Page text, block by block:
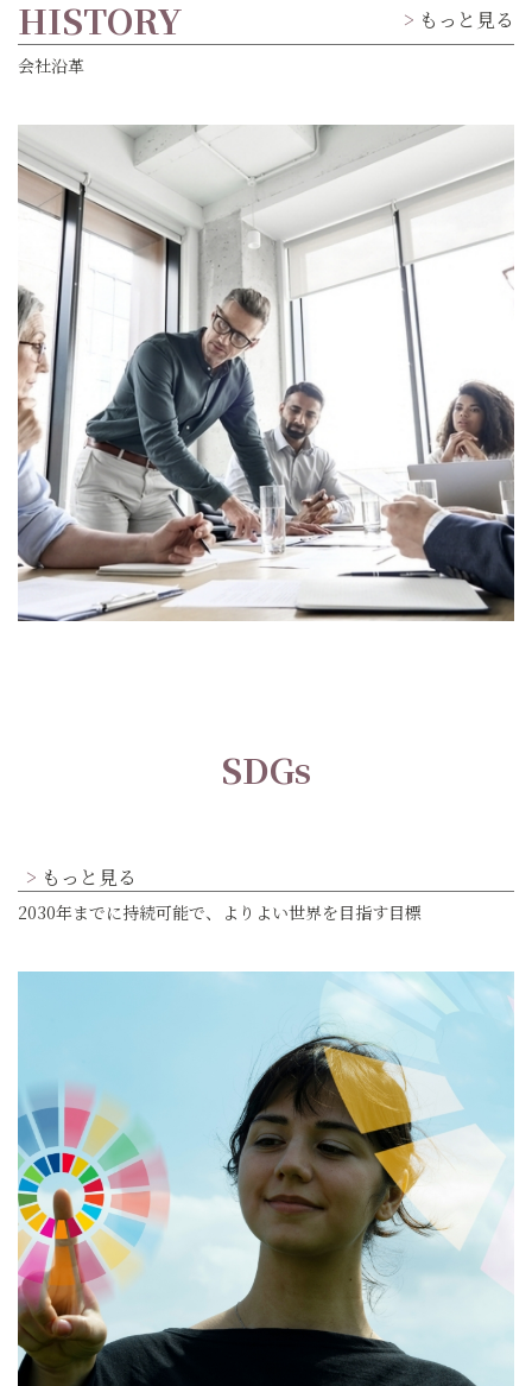
HISTORY もっと見る
会社沿革
SDGs
もっと見る
2030年までに持続可能で、よりよい世界を目指す目標